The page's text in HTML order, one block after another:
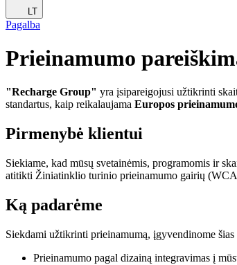
LT
Pagalba
Prieinamumo
"Recharge Group" yra įsipareigojusi užtikrinti
standartus, kaip reikalaujama Europos
Pirmenybė klientui
Siekiame, kad mūsų svetainėmis, programomis ir
atitikti Žiniatinklio turinio prieinamumo gairių
Ką padarėme
Siekdami užtikrinti prieinamumą, įgyvendinome šias
Prieinamumo pagal dizainą integravimas į